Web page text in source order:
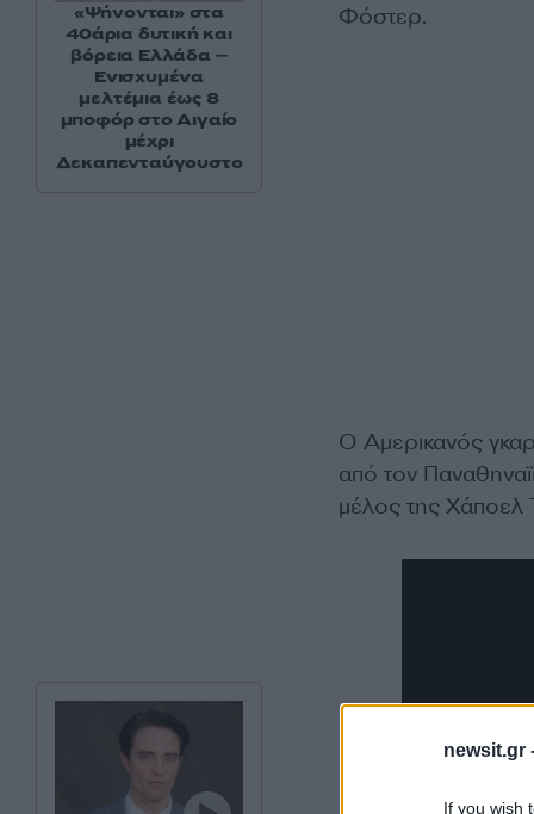
newsit.gr
If you wish
Φόστερ.
Ο Αμερικανός
από τον
μέλος της Χάποελ
«Ψήνονται» στα
40άρια δυτική και
βόρεια Ελλάδα –
Ενισχυμένα
μελτέμια έως 8
μποφόρ στο Αιγαίο
μέχρι
Δεκαπενταύγουστο